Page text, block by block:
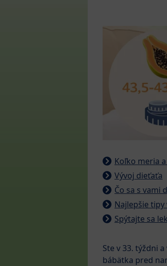
Koľko meria
Vývoj dieťaťa
Čo sa s vami
Najlepšie
Spýtajte sa
Ste v 33. týždni
bábätka pred